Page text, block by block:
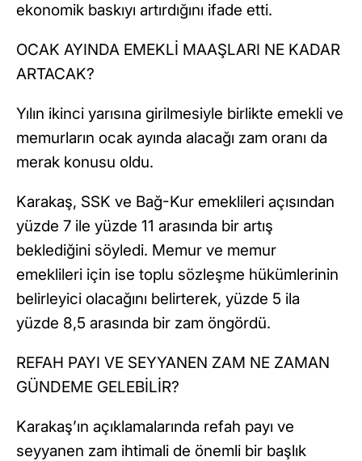
ekonomik baskıyı artırdığını ifade etti.
OCAK AYINDA EMEKLİ MAAŞLARI NE KADAR
ARTACAK?
Yılın ikinci yarısına girilmesiyle birlikte emekli ve
memurların ocak ayında alacağı zam oranı da
merak konusu oldu.
Karakaş, SSK ve Bağ-Kur emeklileri açısından
yüzde 7 ile yüzde 11 arasında bir artış
beklediğini söyledi. Memur ve memur
emeklileri için ise toplu sözleşme hükümlerinin
belirleyici olacağını belirterek, yüzde 5 ila
yüzde 8,5 arasında bir zam öngördü.
REFAH PAYI VE SEYYANEN ZAM NE ZAMAN
GÜNDEME GELEBİLİR?
Karakaş’ın açıklamalarında refah payı ve
seyyanen zam ihtimali de önemli bir başlık